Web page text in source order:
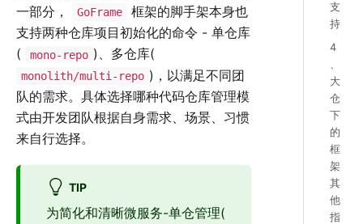
一部分，
GoFrame
框架的脚手架本身也
支持两种仓库项目初始化的命令 - 单仓库
(
mono-repo )、多仓库(
monolith/multi-repo )，以满足不同团
队的需求。具体选择哪种代码仓库管理模
式由开发团队根据自身需求、场景、习惯
来自行选择。
TIP
为简化和清晰微服务-单仓管理(
支
持
4
、
大
仓
下
的
框
架
其
他
指